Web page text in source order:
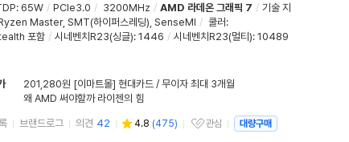
: 65W / PCIe3.0 / 3200MHz / AMD 라데온 그래픽 7 / 기술 지
Master, SMT(하이퍼스레딩) SenseMI / 쿨러 :
포함 / 시네벤치R23(싱글): 1446 / 시네벤치R23(멀티): 10489
201,280원 [이마트몰] 현대카드 / 무이자 최대 3개월
왜 AMD 써야할까 라이젠의 힘
브랜드로그 의견 42 4.8 (475)
관심상품
관심 대량구매